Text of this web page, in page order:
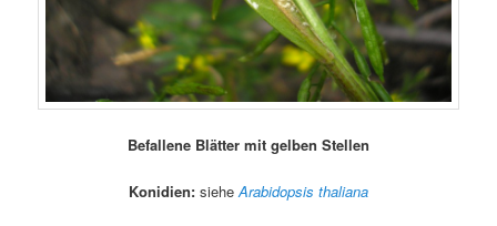
Befallene Blätter mit gelben Stellen
Konidien: sieheArabidopsis thaliana